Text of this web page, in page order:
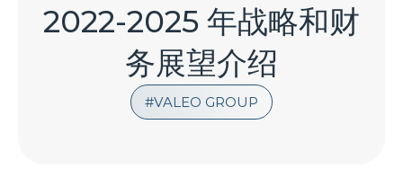
VALEO GROUP
2022-2025 年战略和财
务展望介绍